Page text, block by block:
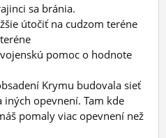
sa bránia.
útočiť na cudzom teréne
pomoc o hodnote
Krymu budovala sieť
opevnení. Tam kde
pomaly viac opevnení než